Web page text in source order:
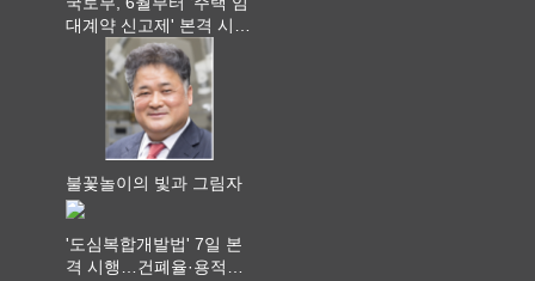
대계약 신고제' 본격 시
행…실거래가 투명화 기
불꽃놀이의 빛과 그림자
'도심복합개발법' 7일 본
격 시행…건폐율·용적률